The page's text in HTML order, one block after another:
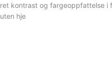
kontrast og fargeoppfattelse
hje